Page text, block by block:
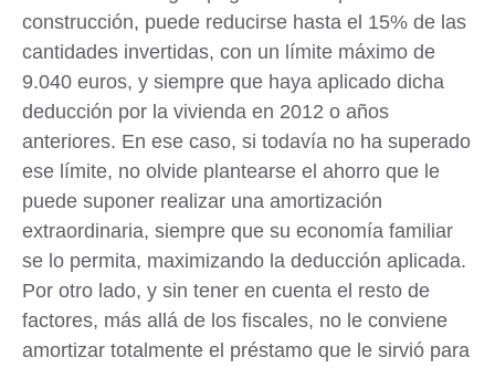
construcción, puede reducirse hasta el 15% de las
cantidades invertidas, con un límite máximo de
9.040 euros, y siempre que haya aplicado dicha
deducción por la vivienda en 2012 o años
anteriores. En ese caso, si todavía no ha superado
ese límite, no olvide plantearse el ahorro que le
puede suponer realizar una amortización
extraordinaria, siempre que su economía familiar
se lo permita, maximizando la deducción aplicada.
Por otro lado, y sin tener en cuenta el resto de
factores, más allá de los fiscales, no le conviene
amortizar totalmente el préstamo que le sirvió para